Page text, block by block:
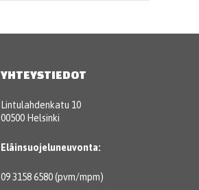
YHTEYSTIEDOT
Lintulahdenkatu 10
00500 Helsinki
Eläinsuojeluneuvonta:
09 3158 6580 (pvm/mpm)